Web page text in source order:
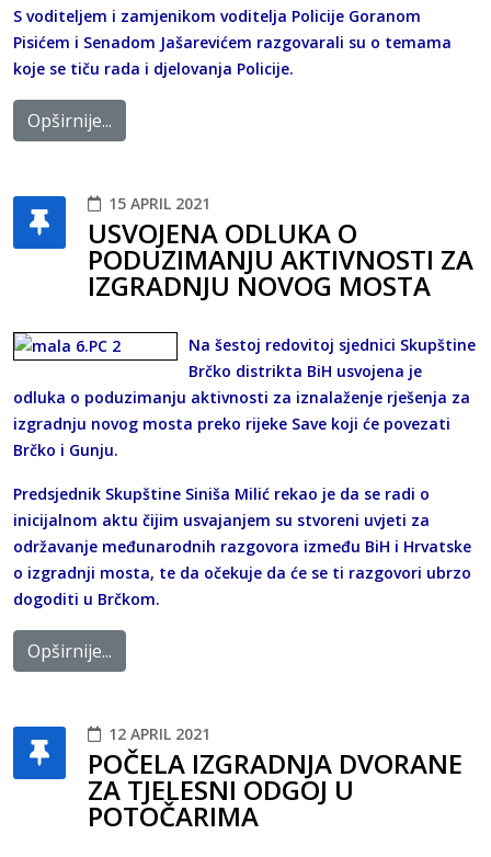
S voditeljem i zamjenikom voditelja Policije Goranom
Pisićem i Senadom Jašarevićem razgovarali su o temama
koje se tiču rada i djelovanja Policije.
Opširnije...
15 APRIL 2021
USVOJENA ODLUKA O
PODUZIMANJU AKTIVNOSTI ZA
IZGRADNJU NOVOG MOSTA
Na šestoj redovitoj sjednici Skupštine
Brčko distrikta BiH usvojena je
odluka o poduzimanju aktivnosti za iznalaženje rješenja za
izgradnju novog mosta preko rijeke Save koji će povezati
Brčko i Gunju.
Predsjednik Skupštine Siniša Milić rekao je da se radi o
inicijalnom aktu čijim usvajanjem su stvoreni uvjeti za
održavanje međunarodnih razgovora između BiH i Hrvatske
o izgradnji mosta, te da očekuje da će se ti razgovori ubrzo
dogoditi u Brčkom.
Opširnije...
12 APRIL 2021
POČELA IZGRADNJA DVORANE
ZA TJELESNI ODGOJ U
POTOČARIMA